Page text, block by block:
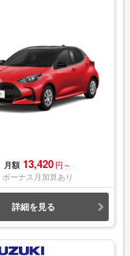
月額 13,420 円～
ボーナス月加算あり
詳細を見る